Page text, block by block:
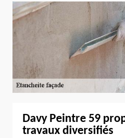
Davy Peintre 59
travaux diversifiés